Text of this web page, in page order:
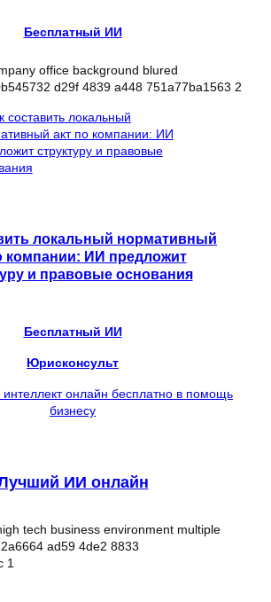
Бесплатный ИИ
локальный нормативный
компании: ИИ предложит
и правовые основания
Бесплатный ИИ
Юрисконсульт
интеллект онлайн бесплатно в помощь
бизнесу
ИИ онлайн